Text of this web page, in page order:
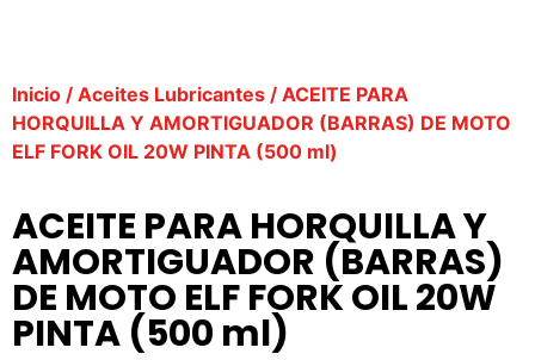
Inicio / Aceites Lubricantes / ACEITE PARA
HORQUILLA Y AMORTIGUADOR (BARRAS) DE MOTO
ELF FORK OIL 20W PINTA (500 ml)
ACEITE PARA HORQUILLA Y
AMORTIGUADOR (BARRAS)
DE MOTO ELF FORK OIL 20W
PINTA (500 ml)